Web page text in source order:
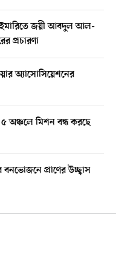
জয়ী আবদুল আল-
প্রচারণা
অ্যাসোসিয়েশনের
৫ অঞ্চলে মিশন বন্ধ করছে
বনভোজনে প্রাণের উচ্ছ্বাস
আল-সাইয়েদকে হারাতে
প্রেস ব্রিফিং